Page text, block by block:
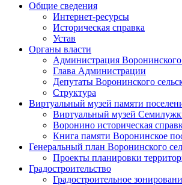
Общие сведения
Интернет-ресурсы
Историческая справка
Устав
Органы власти
Администрация
Глава Администрации
Депутаты Воронинского
Структура
Виртуальный музей памяти
Виртуальный музей
Воронино историческая
Книга памяти Воронинское
Генеральный план Воронинского
Проекты планировки
Градостроительство
Градостроительное